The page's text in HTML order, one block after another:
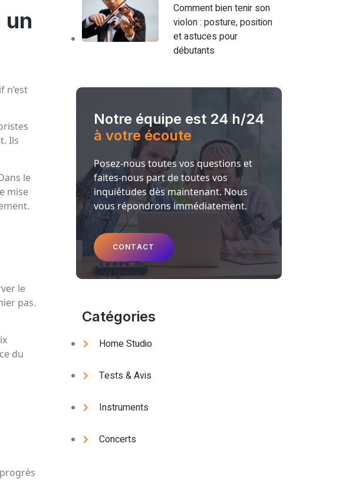
un
n’est
Ils
le
mise
le
pas.
du
Comment bien tenir son
violon : posture, position
et astuces pour
débutants
Notre équipe est 24 h/24
à votre écoute
Posez-nous toutes vos questions et
faites-nous part de toutes vos
inquiétudes dès maintenant. Nous
vous répondrons immédiatement.
CONTACT
Catégories
Home Studio
Tests & Avis
Instruments
Concerts